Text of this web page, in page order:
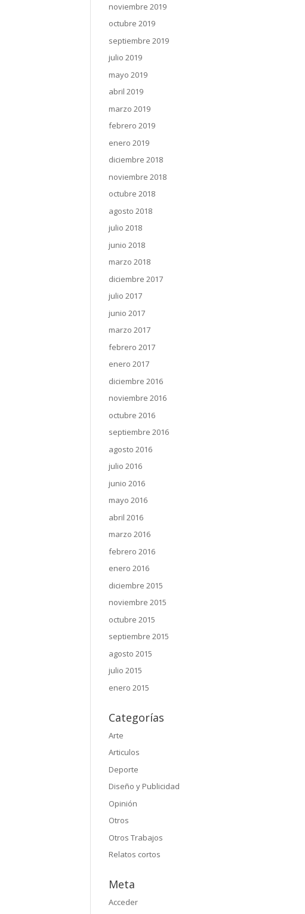
noviembre 2019
octubre 2019
septiembre 2019
julio 2019
mayo 2019
abril 2019
marzo 2019
febrero 2019
enero 2019
diciembre 2018
noviembre 2018
octubre 2018
agosto 2018
julio 2018
junio 2018
marzo 2018
diciembre 2017
julio 2017
junio 2017
marzo 2017
febrero 2017
enero 2017
diciembre 2016
noviembre 2016
octubre 2016
septiembre 2016
agosto 2016
julio 2016
junio 2016
mayo 2016
abril 2016
marzo 2016
febrero 2016
enero 2016
diciembre 2015
noviembre 2015
octubre 2015
septiembre 2015
agosto 2015
julio 2015
enero 2015
Categorías
Arte
Articulos
Deporte
Diseño y Publicidad
Opinión
Otros
Otros Trabajos
Relatos cortos
Meta
Acceder